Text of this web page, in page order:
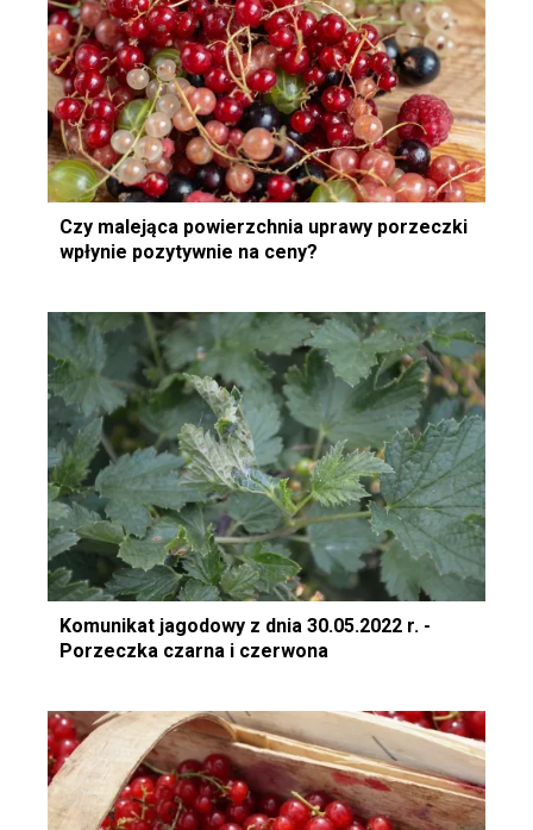
Czy malejąca powierzchnia uprawy porzeczki
wpłynie pozytywnie na ceny?
Komunikat jagodowy z dnia 30.05.2022 r. -
Porzeczka czarna i czerwona